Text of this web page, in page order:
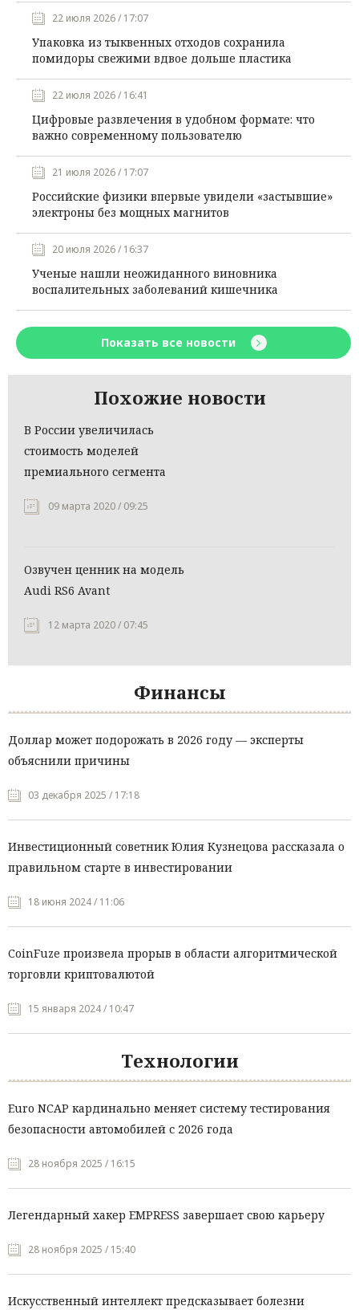
22 июля 2026 / 17:07
Упаковка из тыквенных отходов сохранила
помидоры свежими вдвое дольше пластика
22 июля 2026 / 16:41
Цифровые развлечения в удобном формате: что
важно современному пользователю
21 июля 2026 / 17:07
Российские физики впервые увидели «застывшие»
электроны без мощных магнитов
20 июля 2026 / 16:37
Ученые нашли неожиданного виновника
воспалительных заболеваний кишечника
Показать все новости
Похожие новости
В России увеличилась
стоимость моделей
премиального сегмента
09 марта 2020 / 09:25
Озвучен ценник на модель
Audi RS6 Avant
12 марта 2020 / 07:45
Финансы
Доллар может подорожать в 2026 году — эксперты
объяснили причины
03 декабря 2025 / 17:18
Инвестиционный советник Юлия Кузнецова рассказала о
правильном старте в инвестировании
18 июня 2024 / 11:06
CoinFuze произвела прорыв в области алгоритмической
торговли криптовалютой
15 января 2024 / 10:47
Технологии
Euro NCAP кардинально меняет систему тестирования
безопасности автомобилей с 2026 года
28 ноября 2025 / 16:15
Легендарный хакер EMPRESS завершает свою карьеру
28 ноября 2025 / 15:40
Искусственный интеллект предсказывает болезни